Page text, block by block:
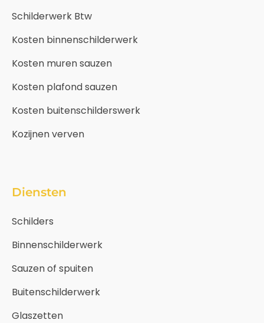
Schilderwerk Btw
Kosten binnenschilderwerk
Kosten muren sauzen
Kosten plafond sauzen
Kosten buitenschilderswerk
Kozijnen verven
Diensten
Schilders
Binnenschilderwerk
Sauzen of spuiten
Buitenschilderwerk
Glaszetten